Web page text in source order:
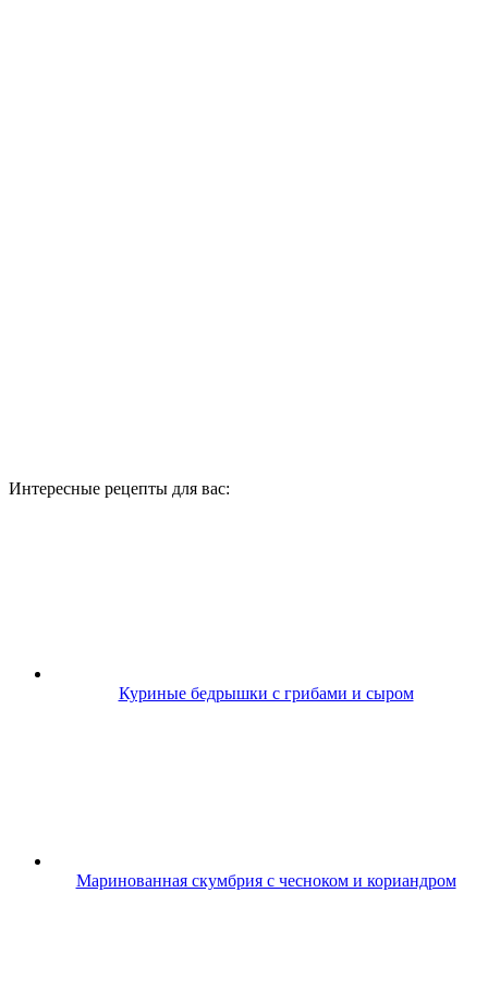
Интересные рецепты для вас:
Куриные бедрышки с грибами и сыром
Маринованная скумбрия с чесноком и кориандром